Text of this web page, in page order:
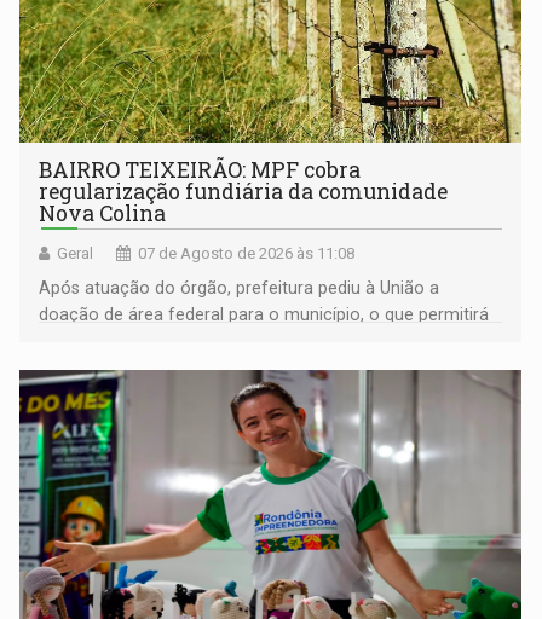
BAIRRO TEIXEIRÃO: MPF cobra
regularização fundiária da comunidade
Nova Colina
Geral 07 de Agosto de 2026 às 11:08
Após atuação do órgão, prefeitura pediu à União a
doação de área federal para o município, o que permitirá